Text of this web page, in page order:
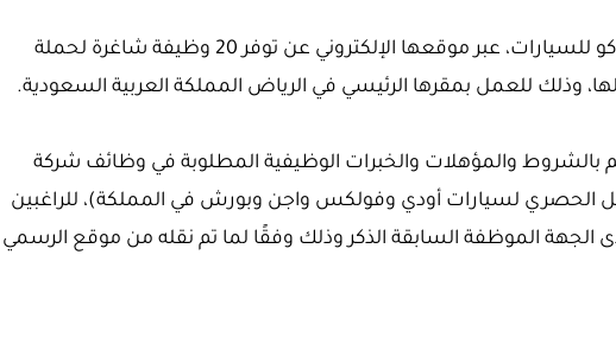
اليوم، أعلنت شركة ساماكو للسيارات، عبر موقعها الإلكتروني عن توفر 20 وظيفة شاغرة لحملة
وذلك للعمل بمقرها الرئيسي في الرياض المملكة العربية السعودية.
بالشروط والمؤهلات والخبرات الوظيفية المطلوبة في وظائف شركة
الحصري لسيارات أودي وفولكس واجن وبورش في المملكة)، للراغبين
الجهة الموظفة السابقة الذكر وذلك وفقًا لما تم نقله من موقع الرسمي